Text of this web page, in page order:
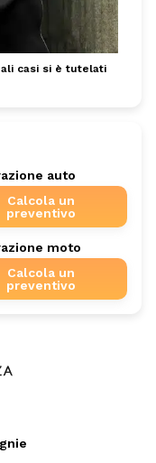
casi si è tutelati
auto
Calcola un
preventivo
moto
Calcola un
preventivo